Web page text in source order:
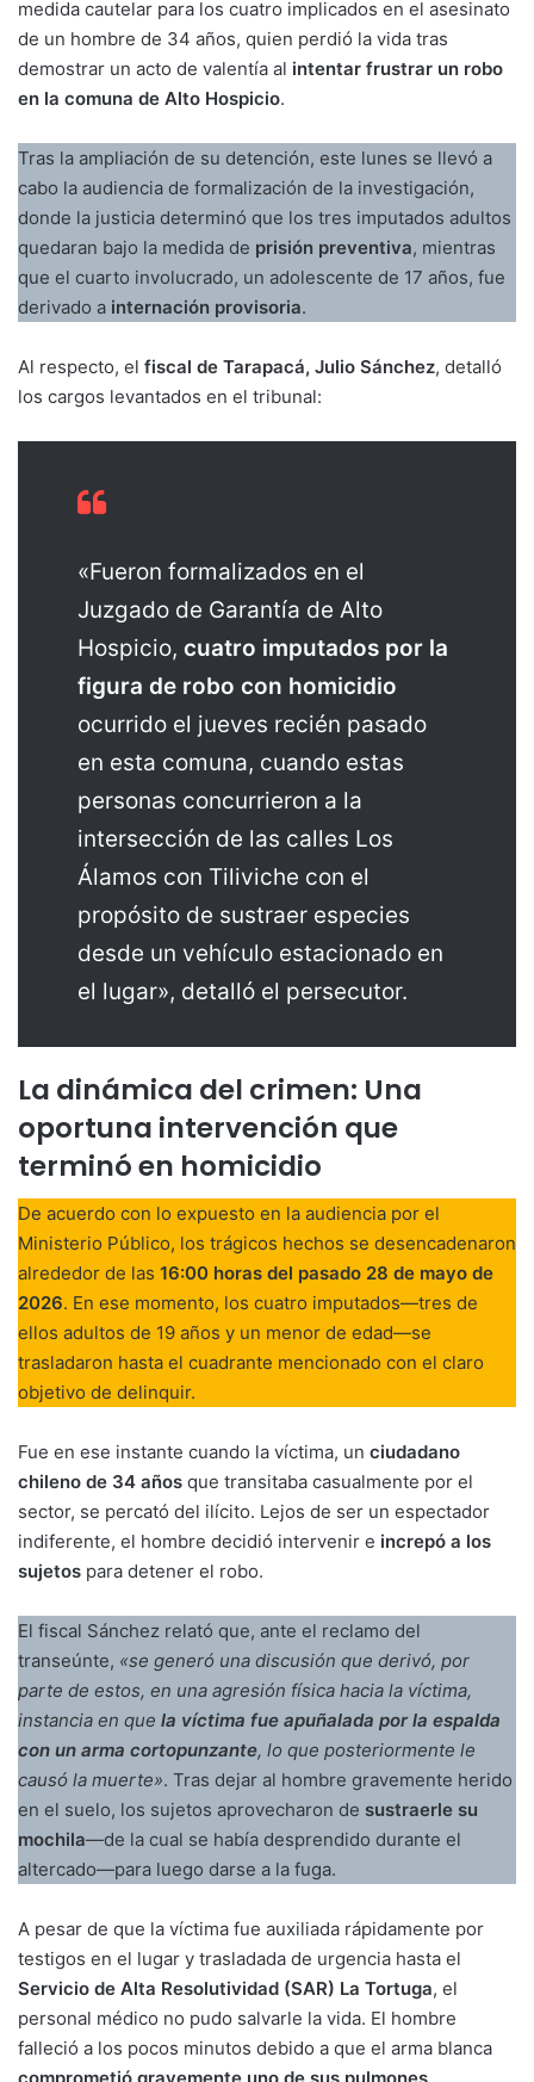
medida cautelar para los cuatro implicados en el asesinato
de un hombre de 34 años, quien perdió la vida tras
demostrar un acto de valentía al intentar frustrar un robo
en la comuna de Alto Hospicio.
Tras la ampliación de su detención, este lunes se llevó a
cabo la audiencia de formalización de la investigación,
donde la justicia determinó que los tres imputados adultos
quedaran bajo la medida de prisión preventiva, mientras
que el cuarto involucrado, un adolescente de 17 años, fue
derivado a internación provisoria.
Al respecto, el fiscal de Tarapacá, Julio Sánchez, detalló
los cargos levantados en el tribunal:
«Fueron formalizados en el
Juzgado de Garantía de Alto
Hospicio, cuatro imputados por la
figura de robo con homicidio
ocurrido el jueves recién pasado
en esta comuna, cuando estas
personas concurrieron a la
intersección de las calles Los
Álamos con Tiliviche con el
propósito de sustraer especies
desde un vehículo estacionado en
el lugar», detalló el persecutor.
La dinámica del crimen: Una
oportuna intervención que
terminó en homicidio
De acuerdo con lo expuesto en la audiencia por el
Ministerio Público, los trágicos hechos se desencadenaron
alrededor de las 16:00 horas del pasado 28 de mayo de
2026. En ese momento, los cuatro imputados—tres de
ellos adultos de 19 años y un menor de edad—se
trasladaron hasta el cuadrante mencionado con el claro
objetivo de delinquir.
Fue en ese instante cuando la víctima, un ciudadano
chileno de 34 años que transitaba casualmente por el
sector, se percató del ilícito. Lejos de ser un espectador
indiferente, el hombre decidió intervenir e increpó a los
sujetos para detener el robo.
El fiscal Sánchez relató que, ante el reclamo del
transeúnte, «se generó una discusión que derivó, por
parte de estos, en una agresión física hacia la víctima,
instancia en que la víctima fue apuñalada por la espalda
con un arma cortopunzante, lo que posteriormente le
causó la muerte». Tras dejar al hombre gravemente herido
en el suelo, los sujetos aprovecharon de sustraerle su
mochila—de la cual se había desprendido durante el
altercado—para luego darse a la fuga.
A pesar de que la víctima fue auxiliada rápidamente por
testigos en el lugar y trasladada de urgencia hasta el
Servicio de Alta Resolutividad (SAR) La Tortuga, el
personal médico no pudo salvarle la vida. El hombre
falleció a los pocos minutos debido a que el arma blanca